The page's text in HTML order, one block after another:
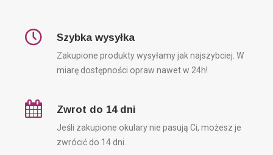
Szybka wysyłka
Zakupione produkty wysyłamy jak najszybciej. W
miarę dostępności opraw nawet w 24h!
Zwrot do 14 dni
Jeśli zakupione okulary nie pasują Ci, możesz je
zwrócić do 14 dni.